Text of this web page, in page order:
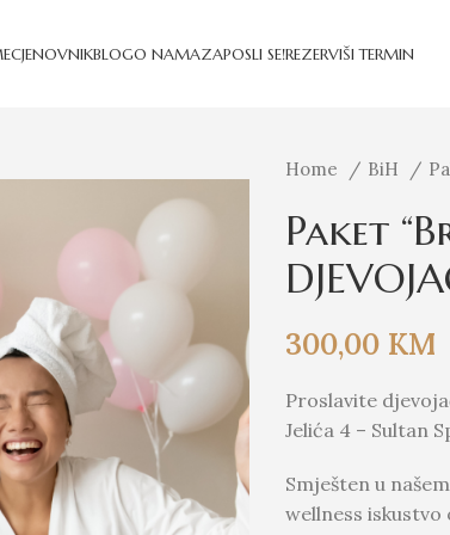
CJENOVNIKBLOGO NAMAZAPOSLI SE!REZERVIŠI TERMIN
Home BiH
Paket
300,00 KM
Proslavite
Jelića 4 – Sultan
Smješten u
wellness